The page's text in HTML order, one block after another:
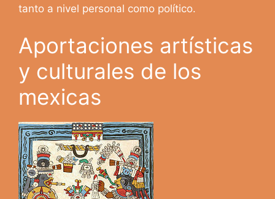
tanto a nivel personal como político.
Aportaciones artísticas
y culturales de los
mexicas